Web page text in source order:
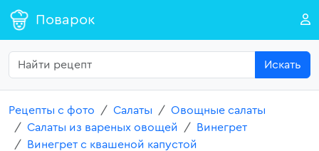
Поварок
Искать
Рецепты с фото Салаты
Овощные салаты
Салаты из вареных овощей
Винегрет
Винегрет с квашеной капустой